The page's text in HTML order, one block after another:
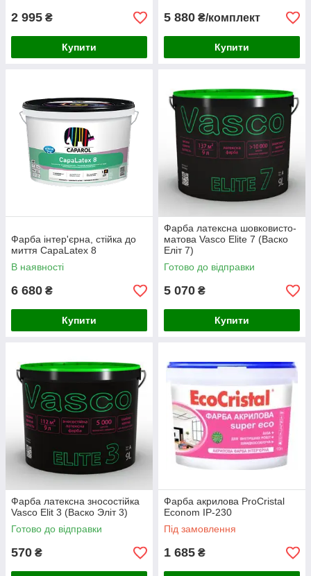
2 995 ₴
Купити
5 880 ₴/комплект
Купити
Фарба інтер'єрна, стійка до
миття CapaLatex 8
В наявності
6 680 ₴
Купити
Фарба латексна шовковисто-
матова Vasco Elite 7 (Васко
Еліт 7)
Готово до відправки
5 070 ₴
Купити
Фарба латексна зносостійка
Vasco Elit 3 (Васко Эліт 3)
Готово до відправки
570 ₴
Фарба акрилова ProCristal
Econom ІР-230
Під замовлення
1 685 ₴